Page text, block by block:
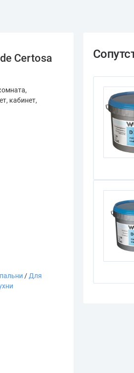
Certosa
кабинет,
/ Для